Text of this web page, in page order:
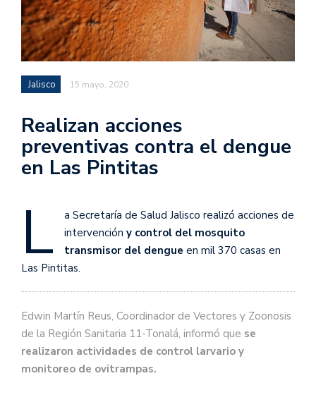
Jalisco 15 mayo, 2020
Realizan acciones
preventivas contra el dengue
en Las Pintitas
L
a Secretaría de Salud Jalisco realizó acciones de
intervención y control del mosquito
transmisor del dengue en mil 370 casas en
Las Pintitas.
Edwin Martín Reus, Coordinador de Vectores y Zoonosis
de la Región Sanitaria 11-Tonalá, informó que se
realizaron actividades de control larvario y
monitoreo de ovitrampas.